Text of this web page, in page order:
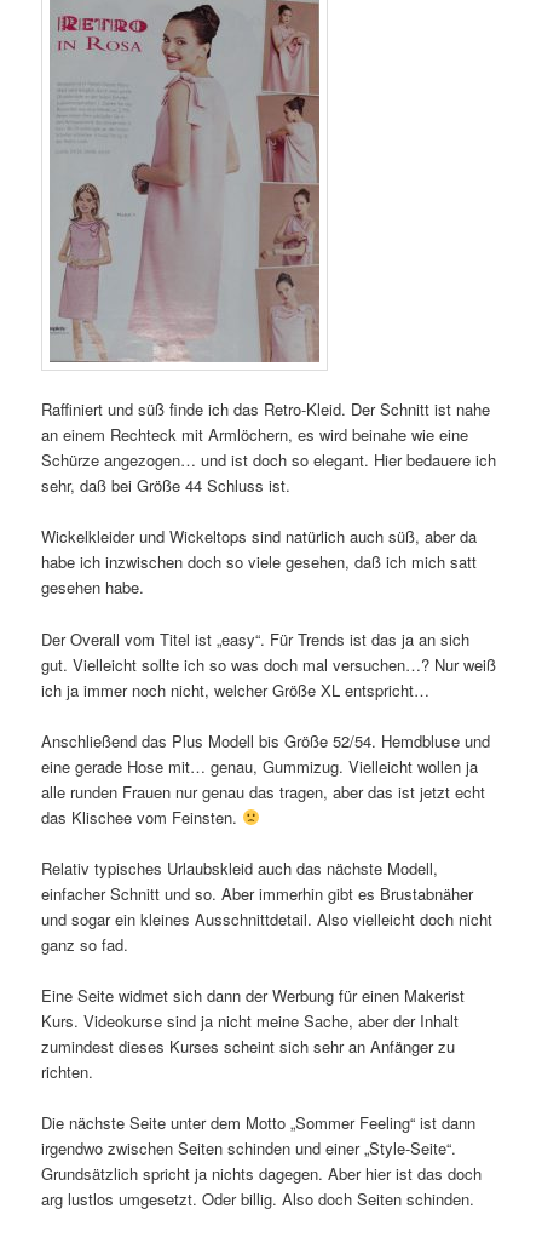
Raffiniert und süß finde ich das Retro-Kleid. Der Schnitt ist nahe
an einem Rechteck mit Armlöchern, es wird beinahe wie eine
Schürze angezogen… und ist doch so elegant. Hier bedauere ich
sehr, daß bei Größe 44 Schluss ist.
Wickelkleider und Wickeltops sind natürlich auch süß, aber da
habe ich inzwischen doch so viele gesehen, daß ich mich satt
gesehen habe.
Der Overall vom Titel ist „easy“. Für Trends ist das ja an sich
gut. Vielleicht sollte ich so was doch mal versuchen…? Nur weiß
ich ja immer noch nicht, welcher Größe XL entspricht…
Anschließend das Plus Modell bis Größe 52/54. Hemdbluse und
eine gerade Hose mit… genau, Gummizug. Vielleicht wollen ja
alle runden Frauen nur genau das tragen, aber das ist jetzt echt
das Klischee vom Feinsten.
Relativ typisches Urlaubskleid auch das nächste Modell,
einfacher Schnitt und so. Aber immerhin gibt es Brustabnäher
und sogar ein kleines Ausschnittdetail. Also vielleicht doch nicht
ganz so fad.
Eine Seite widmet sich dann der Werbung für einen Makerist
Kurs. Videokurse sind ja nicht meine Sache, aber der Inhalt
zumindest dieses Kurses scheint sich sehr an Anfänger zu
richten.
Die nächste Seite unter dem Motto „Sommer Feeling“ ist dann
irgendwo zwischen Seiten schinden und einer „Style-Seite“.
Grundsätzlich spricht ja nichts dagegen. Aber hier ist das doch
arg lustlos umgesetzt. Oder billig. Also doch Seiten schinden.